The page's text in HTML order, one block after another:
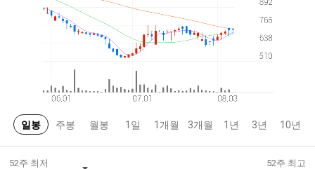
일봉 주봉 월봉 1일 1개월 3개월 1년 3년 10년
52주 최저 52주 최고